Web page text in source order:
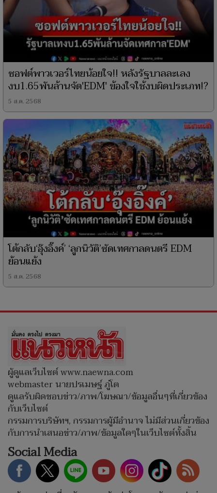
ซอฟต์พาวเวอร์ไทยน้อยใจ!! หลังรัฐบาลละเลง
งบ1.65พันล้านจัด'EDM' ข้องใจใช้งบผิดประเภท!?
5 ส.ค. 2568
โต้กลับ‘อุ๊งอิ๊งค์’ ‘ลูกนิวัติ’ซัดเทศกาลดนตรี EDM
ย้อนแย้ง
5 ส.ค. 2568
ผู้ดูแลเว็บไซต์ www.naewna.com
webmaster นายปรเมษฐ์ ภู่โต
ดูแลรับผิดชอบข่าว/ภาพ/โฆษณา/ข้อมูลอื่นๆที่เกี่ยวข้อง
กับเว็บไซต์
กรรมการบริษัทฯ, กรรมการผู้มีอำนาจ ไม่มีส่วนเกี่ยวข้อง
กับการนำเสนอข่าว/ภาพ/ข้อมูลใดๆในเว็บไซต์ทั้งสิ้น
Social Media